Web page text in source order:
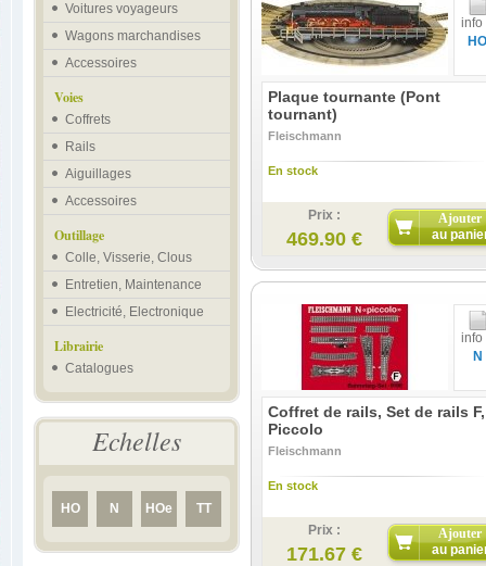
Voitures voyageurs
Wagons marchandises
Accessoires
Voies
Coffrets
Rails
Aiguillages
Accessoires
Outillage
Colle, Visserie, Clous
Entretien, Maintenance
Electricité, Electronique
Librairie
Catalogues
Echelles
HO N HOe TT
info
HO
Plaque tournante (Pont
tournant)
Fleischmann
En stock
Prix :
469.90 €
Ajouter
au
info
N
Coffret de rails, Set de rails F,
Piccolo
Fleischmann
En stock
Prix :
171.67 €
Ajouter
au